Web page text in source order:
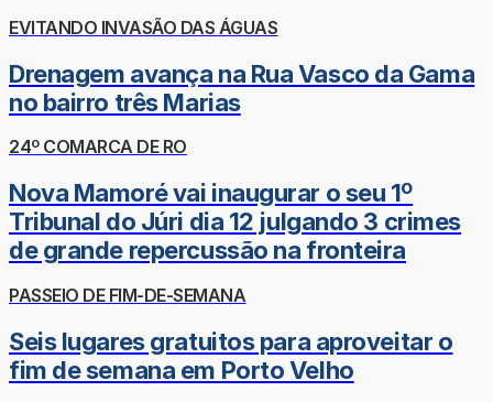
EVITANDO INVASÃO DAS ÁGUAS
Drenagem avança na Rua Vasco da Gama
no bairro três Marias
24º COMARCA DE RO
Nova Mamoré vai inaugurar o seu 1º
Tribunal do Júri dia 12 julgando 3 crimes
de grande repercussão na fronteira
PASSEIO DE FIM-DE-SEMANA
Seis lugares gratuitos para aproveitar o
fim de semana em Porto Velho